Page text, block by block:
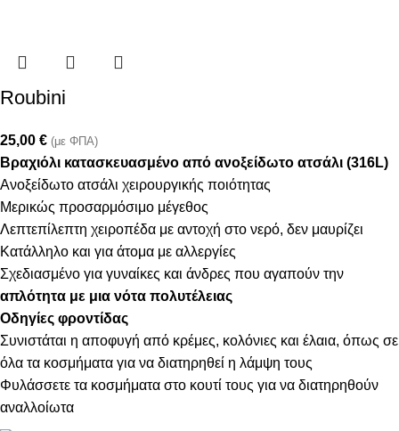
Roubini
25,00 € (με ΦΠΑ)
Βραχιόλι κατασκευασμένο από ανοξείδωτο ατσάλι (316L)
Ανοξείδωτο ατσάλι χειρουργικής ποιότητας
Μερικώς προσαρμόσιμο μέγεθος
Λεπτεπίλεπτη χειροπέδα με αντοχή στο νερό, δεν μαυρίζει
Κατάλληλο και για άτομα με αλλεργίες
Σχεδιασμένο για γυναίκες και άνδρες που αγαπούν την
απλότητα με μια νότα πολυτέλειας
Οδηγίες φροντίδας
Συνιστάται η αποφυγή από κρέμες, κολόνιες και έλαια, όπως σε
όλα τα κοσμήματα για να διατηρηθεί η λάμψη τους
Φυλάσσετε τα κοσμήματα στο κουτί τους για να διατηρηθούν
αναλλοίωτα